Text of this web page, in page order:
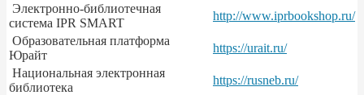
Электронно-библиотечная
система IPR SMART
http://www.iprbookshop.ru/
Образовательная платформа
Юрайт
https://urait.ru/
Национальная электронная
библиотека
https://rusneb.ru/